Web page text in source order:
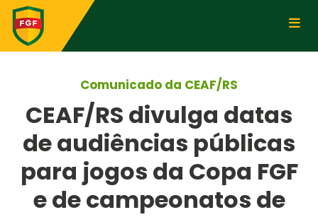
Comunicado da CEAF/RS
CEAF/RS divulga datas
de audiências públicas
para jogos da Copa FGF
e de campeonatos de